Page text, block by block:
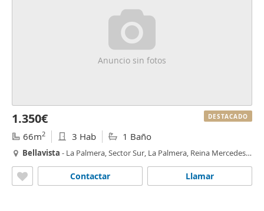
Anuncio sin fotos
1.350€
66m2 3 Hab 1 Baño
Bellavista - La Palmera, Sector Sur, La Palmera, Reina Mercedes,
Llamar
Contactar
DESTACADO